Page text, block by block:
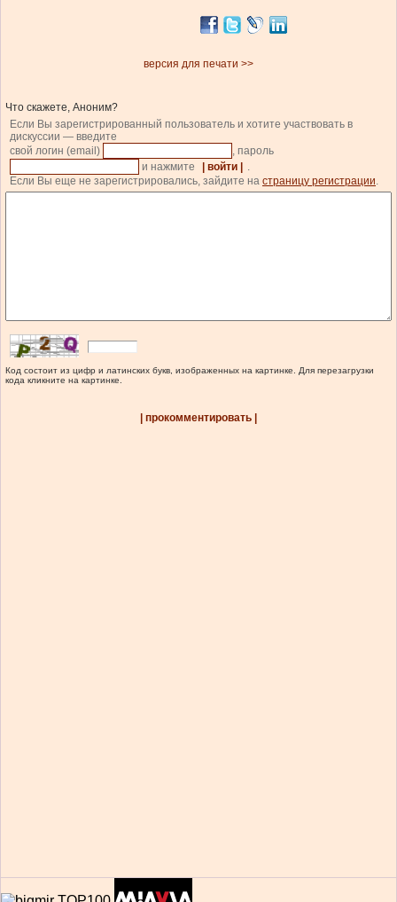
версия для печати >>
Что скажете, Аноним?
Если Вы зарегистрированный пользователь и хотите участвовать в
дискуссии — введите
свой логин (email)
, пароль
и нажмите
| войти |
.
Если Вы еще не зарегистрировались, зайдите на страницу регистрации.
Код состоит из цифр и латинских букв, изображенных на картинке. Для перезагрузки
кода кликните на картинке.
| прокомментировать |